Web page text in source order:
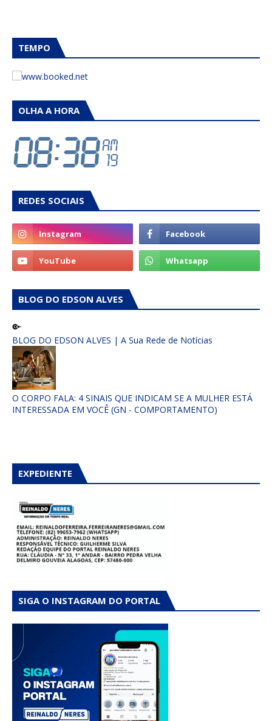
TEMPO
OLHA A HORA
REDES SOCIAIS
BLOG DO EDSON ALVES
BLOG DO EDSON ALVES | A Sua Rede de Notícias
O CORPO FALA: 4 SINAIS QUE INDICAM SE A MULHER ESTÁ
INTERESSADA EM VOCÊ (GN - COMPORTAMENTO)
EXPEDIENTE
SIGA O INSTAGRAM DO PORTAL